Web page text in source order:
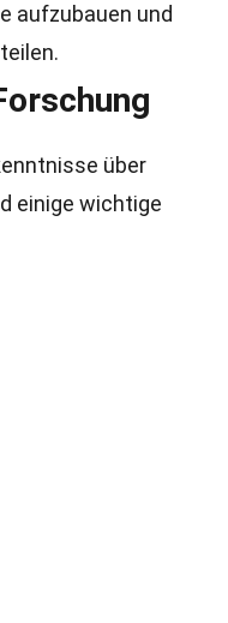
aufzubauen und
über
einige wichtige